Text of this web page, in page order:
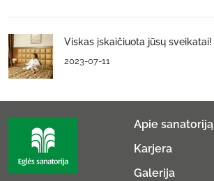
Viskas įskaičiuota jūsų sveikatai!
2023-07-11
Apie sanatoriją
Karjera
Galerija